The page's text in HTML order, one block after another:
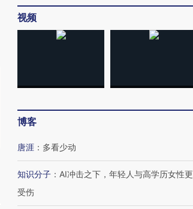
视频
博客
唐涯 ： 多看少动
知识分子 ： AI冲击之下，年轻人与高学历女性更
受伤